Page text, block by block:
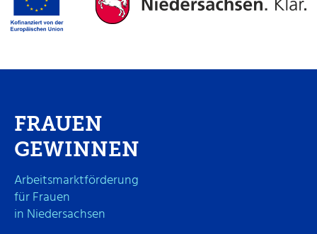
FRAUEN
GEWINNEN
Arbeitsmarktförderung
für Frauen
in Niedersachsen